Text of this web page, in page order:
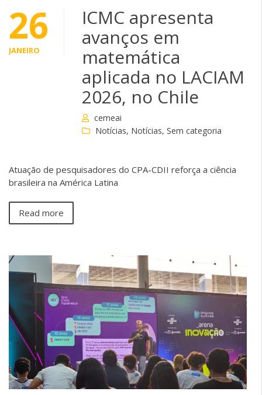
26
JANEIRO
ICMC apresenta
avanços em
matemática
aplicada no LACIAM
2026, no Chile
cemeai
Notícias, Notícias, Sem categoria
Atuação de pesquisadores do CPA-CDII reforça a ciência
brasileira na América Latina
Read more